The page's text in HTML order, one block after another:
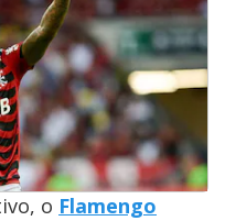
o Flamengo